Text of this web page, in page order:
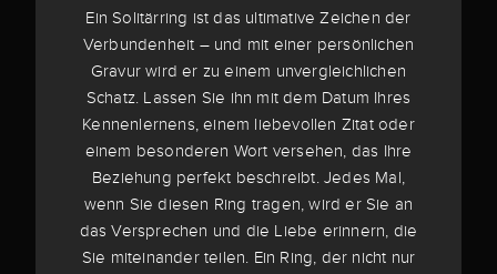
Ein Solitärring ist das ultimative Zeichen der
Verbundenheit – und mit einer persönlichen
Gravur wird er zu einem unvergleichlichen
Schatz. Lassen Sie ihn mit dem Datum Ihres
Kennenlernens, einem liebevollen Zitat oder
einem besonderen Wort versehen, das Ihre
Beziehung perfekt beschreibt. Jedes Mal,
wenn Sie diesen Ring tragen, wird er Sie an
das Versprechen und die Liebe erinnern, die
Sie miteinander teilen. Ein Ring, der nicht nur